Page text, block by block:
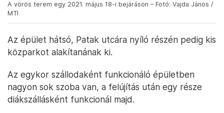
A vörös terem egy 2021. május 18-i bejáráson – Fotó: Vajda János /
MTI
Az épület hátsó, Patak utcára nyíló részén pedig kis
közparkot alakítanának ki.
Az egykor szállodaként funkcionáló épületben
nagyon sok szoba van, a felújítás után egy része
diákszállásként funkcionál majd.